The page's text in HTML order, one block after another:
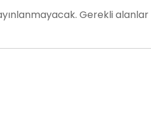
Gerekli alanlar